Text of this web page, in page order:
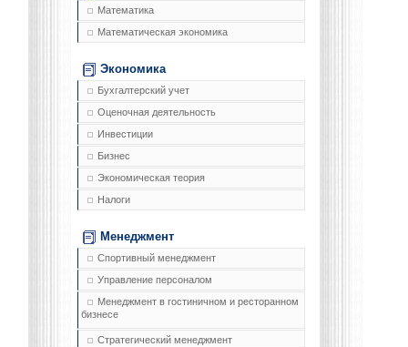
Математика
Математическая экономика
Экономика
Бухгалтерский учет
Оценочная деятельность
Инвестиции
Бизнес
Экономическая теория
Налоги
Менеджмент
Спортивный менеджмент
Управление персоналом
Менеджмент в гостиничном и ресторанном
бизнесе
Стратегический менеджмент